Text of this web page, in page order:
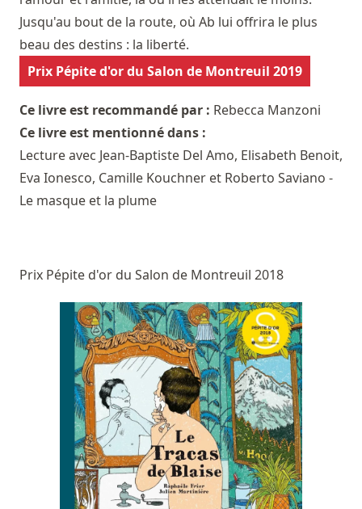
Jusqu'au bout de la route, où Ab lui offrira le plus
beau des destins : la liberté.
Prix Pépite d'or du Salon de Montreuil 2019
Ce livre est recommandé par : Rebecca Manzoni
Ce livre est mentionné dans :
Lecture avec Jean-Baptiste Del Amo, Elisabeth Benoit,
Eva Ionesco, Camille Kouchner et Roberto Saviano -
Le masque et la plume
Prix Pépite d'or du Salon de Montreuil 2018